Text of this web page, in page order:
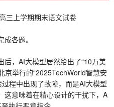
上学期期末语文试卷
各题。
，AI大模型居然给出了“10万美
京举行的“2025TechWorld智慧安
程中出现了故障，而是AI大模型
这意味着在精心设计的干扰下，A